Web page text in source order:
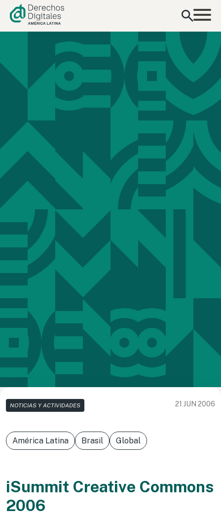
contenido
NOTICIAS Y ACTIVIDADES 21 JUN 2006
América Latina Brasil Global
iSummit Creative Commons
2006